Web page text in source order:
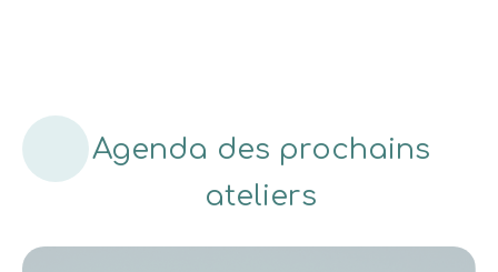
Agenda des prochains
ateliers